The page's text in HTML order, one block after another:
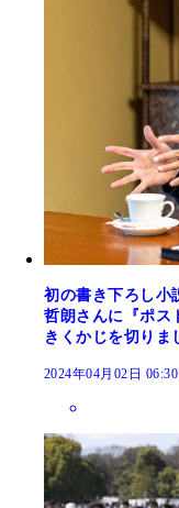
初の書き下ろし小
哲朗さんに『ポス
きくかじを切りま
2024年04月02日 06:30